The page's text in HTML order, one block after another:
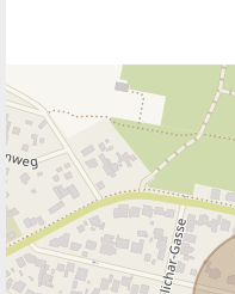
ANBIETER